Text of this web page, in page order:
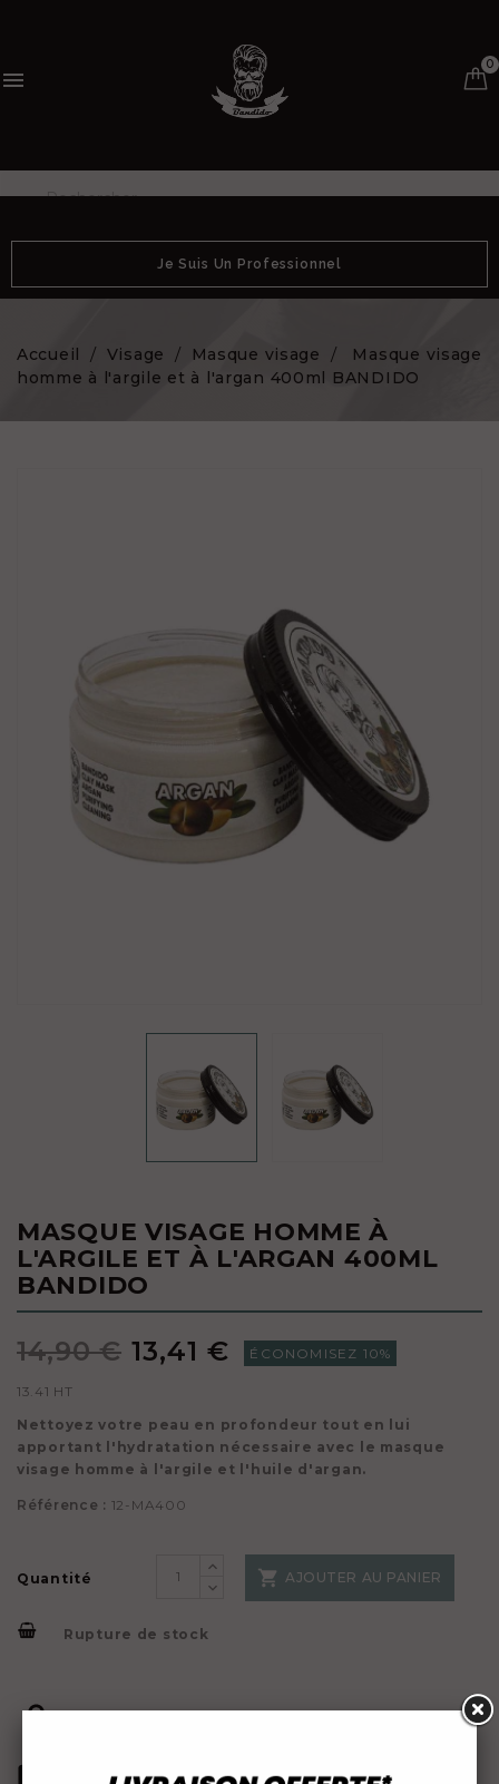

0
Je Suis Un Professionnel
Accueil Visage Masque visage
Masque visage
homme à l'argile et à l'argan 400ml BANDIDO
MASQUE VISAGE HOMME À
L'ARGILE ET À L'ARGAN 400ML
BANDIDO
14,90 € 13,41 € ÉCONOMISEZ 10%
13.41 HT
Nettoyez votre peau en profondeur tout en lui
apportant l'hydratation nécessaire avec le masque
visage homme à l'argile et l'huile d'argan.
Référence : 12-MA400
Quantité  AJOUTER AU PANIER
Rupture de stock
Livraison rapide